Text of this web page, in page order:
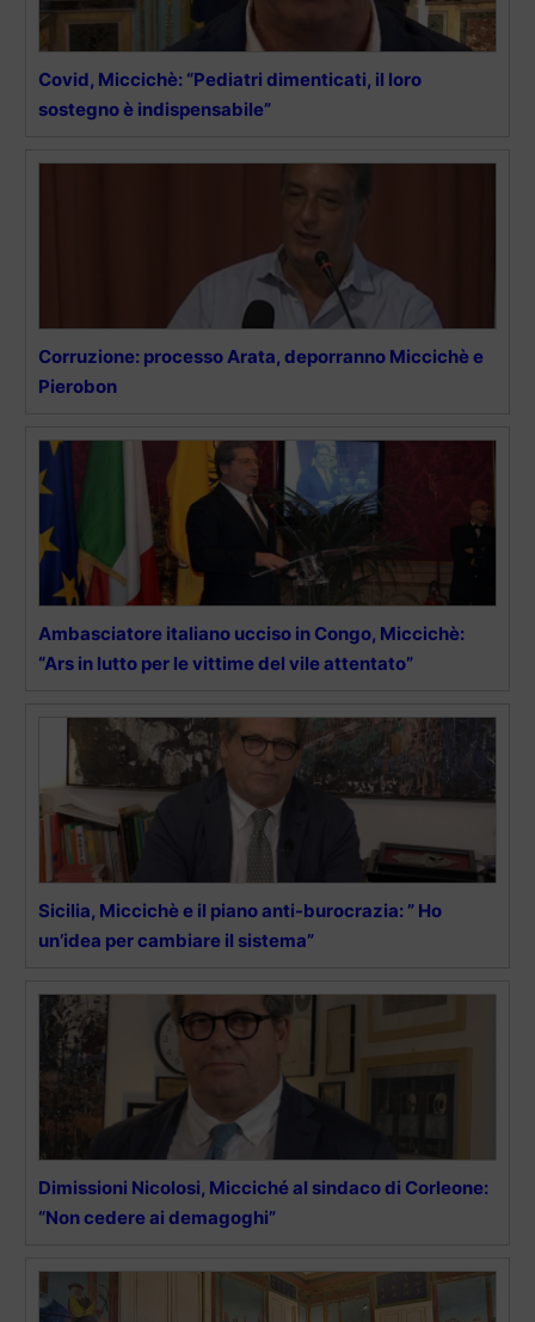
Covid, Miccichè: “Pediatri dimenticati, il loro
sostegno è indispensabile”
Corruzione: processo Arata, deporranno Miccichè e
Pierobon
Ambasciatore italiano ucciso in Congo, Miccichè:
“Ars in lutto per le vittime del vile attentato”
Sicilia, Miccichè e il piano anti-burocrazia: ” Ho
un’idea per cambiare il sistema”
Dimissioni Nicolosi, Micciché al sindaco di Corleone:
“Non cedere ai demagoghi”